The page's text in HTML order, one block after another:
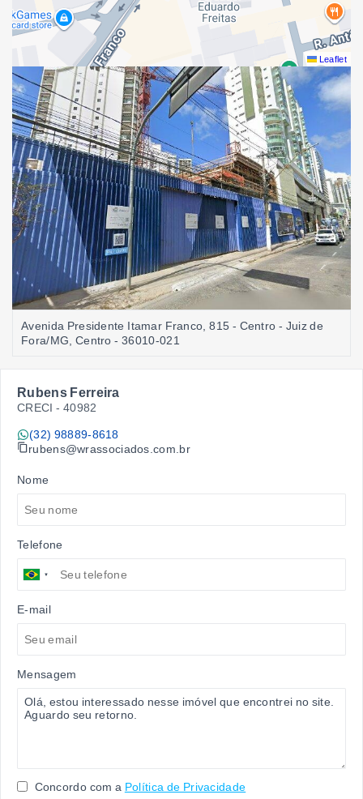
Leaflet
Avenida Presidente Itamar Franco, 815 - Centro - Juiz de
Fora/MG, Centro - 36010-021
Rubens Ferreira
CRECI - 40982
(32) 98889-8618
rubens@wrassociados.com.br
Nome
Telefone
E-mail
Mensagem
Concordo com a Política de Privacidade